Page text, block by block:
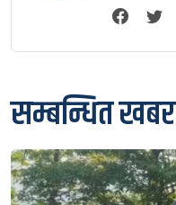
सम्बन्धित खबर